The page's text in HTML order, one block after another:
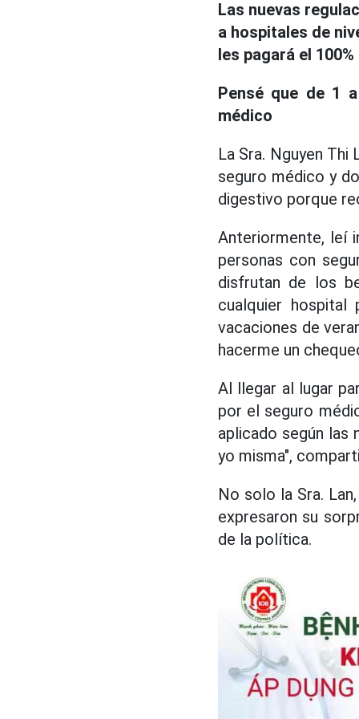
Las nuevas
a hospitales de
les pagará el
Pensé que de 1
médico
La Sra. Nguyen Thi
seguro médico y
digestivo porque
Anteriormente, leí
personas con
disfrutan de los
cualquier hospital
vacaciones de
hacerme un
Al llegar al lugar
por el seguro
aplicado según las
yo misma",
No solo la Sra.
expresaron su
de la política.